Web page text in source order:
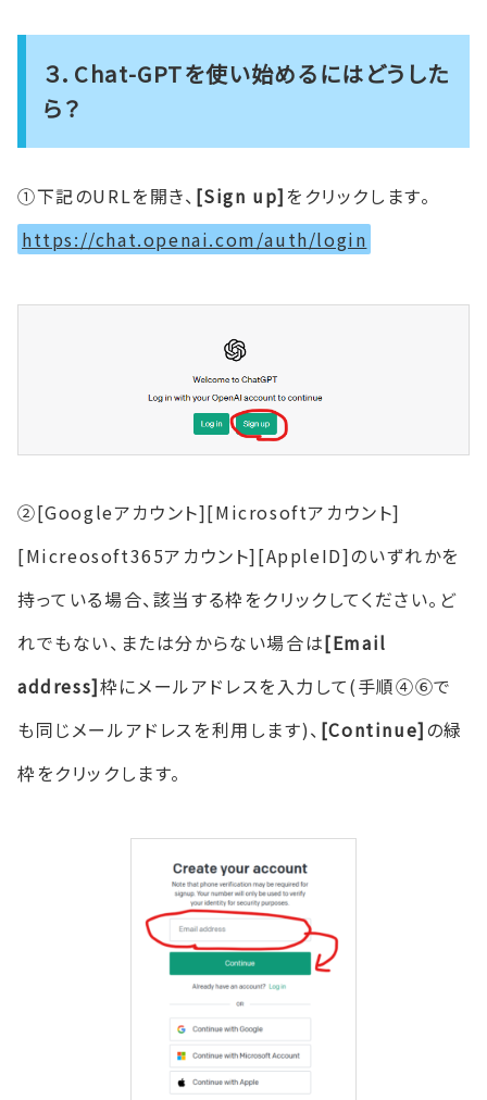
３．Chat-GPTを使い始めるにはどうした
ら？
①下記のURLを開き、 [Sign up]をクリックします。
https://chat.openai.com/auth/login
②[Googleアカウント][Microsoftアカウント]
[Micreosoft365アカウント][AppleID]のいずれかを
持っている場合、該当する枠をクリックしてください。ど
れでもない、または分からない場合は[Email
address]枠にメールアドレスを入力して(手順④⑥で
も同じメールアドレスを利用します)、 [Continue]の緑
枠をクリックします。